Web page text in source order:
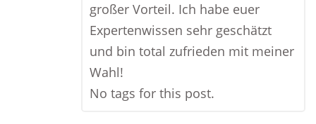
großer Vorteil. Ich habe euer
Expertenwissen sehr geschätzt
und bin total zufrieden mit meiner
Wahl!
No tags for this post.